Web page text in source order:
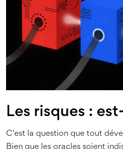
Les risques :
C'est la question que tout
Bien que les oracles soient